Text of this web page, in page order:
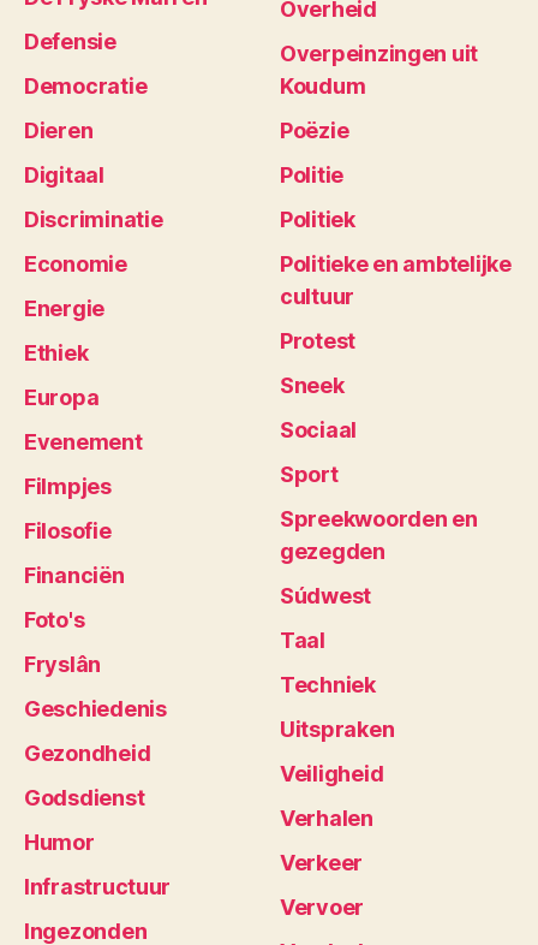
Defensie
Democratie
Dieren
Digitaal
Discriminatie
Economie
Energie
Ethiek
Europa
Evenement
Filmpjes
Filosofie
Financiën
Foto's
Fryslân
Geschiedenis
Gezondheid
Godsdienst
Humor
Infrastructuur
Ingezonden
Overheid
Overpeinzingen uit
Koudum
Poëzie
Politie
Politiek
Politieke en ambtelijke
cultuur
Protest
Sneek
Sociaal
Sport
Spreekwoorden en
gezegden
Súdwest
Taal
Techniek
Uitspraken
Veiligheid
Verhalen
Verkeer
Vervoer